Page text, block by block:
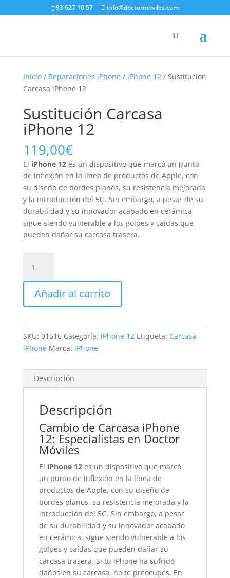
93 627 10 57 info@doctormoviles.com
Inicio/ Reparaciones iPhone/ iPhone 12/ Sustitución
Carcasa iPhone 12
Sustitución Carcasa
iPhone 12
119,00€
El iPhone 12es un dispositivo que marcó un punto
de inflexión en la línea de productos de Apple, con
su diseño de bordes planos, su resistencia mejorada
y la introducción del 5G. Sin embargo, a pesar de su
durabilidad y su innovador acabado en cerámica,
sigue siendo vulnerable a los golpes y caídas que
pueden dañar su carcasa trasera.
Carcasa
iPhone
cantidad
Añadir al carrito
SKU: 01516 Categoría: iPhone 12 Etiqueta: Carcasa
iPhone Marca: iPhone
Descripción
Descripción
Cambio de Carcasa iPhone
12: Especialistas en Doctor
Móviles
El iPhone 12es un dispositivo que marcó
un punto de inflexión en la línea de
productos de Apple, con su diseño de
bordes planos, su resistencia mejorada y la
introducción del 5G. Sin embargo, a pesar
de su durabilidad y su innovador acabado
en cerámica, sigue siendo vulnerable a los
golpes y caídas que pueden dañar su
carcasa trasera. Si tu iPhone ha sufrido
daños en su carcasa, no te preocupes. En